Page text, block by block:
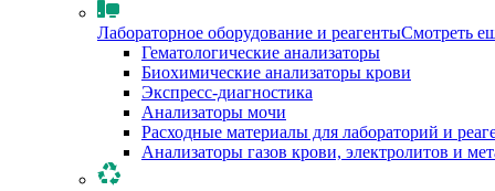
Лабораторное оборудование и реагентыСмотреть
Гематологические анализаторы
Биохимические анализаторы крови
Экспресс-диагностика
Анализаторы мочи
Расходные материалы для лабораторий и
Анализаторы газов крови, электролитов и